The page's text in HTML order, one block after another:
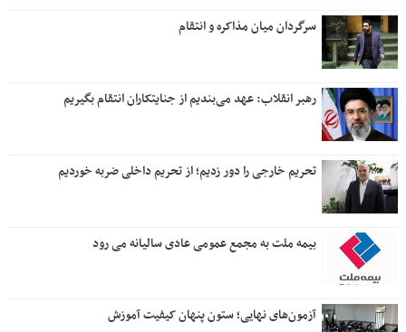
سرگردان میان مذاکره و انتقام
رهبر انقلاب: عهد می‌بندیم از جنایتکاران انتقام بگیریم
تحریم خارجی را دور زدیم؛ از تحریم داخلی ضربه خوردیم
بیمه ملت به مجمع عمومی عادی سالیانه می رود
آزمون‌های نهایی؛ ستون پنهان کیفیت آموزش